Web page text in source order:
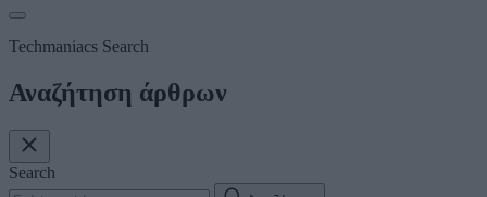
Techmaniacs Search
Αναζήτηση άρθρων
Search